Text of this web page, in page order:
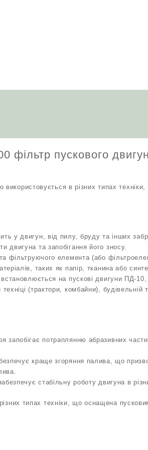
фільтр пускового
в різних типах
у двигун, від пилу, бруду та інших
двигуна та запобігання його зносу.
фільтруючого елемента (або
таких як папір, тканина або
на пускові двигуни ПД-10,
(трактори, комбайни), будівельній
запобігає потраплянню абразивних
краще згоряння палива, що
стабільну роботу двигуна в
типах техніки, що оснащена